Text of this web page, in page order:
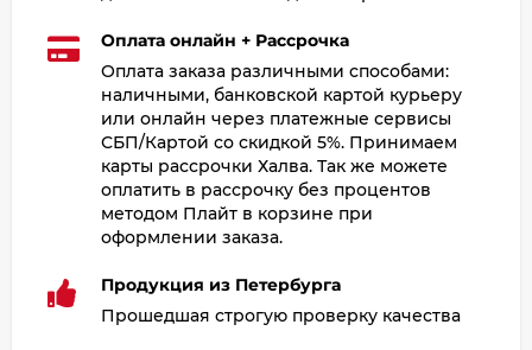
Оплата онлайн + Рассрочка
Оплата заказа различными способами:
наличными, банковской картой курьеру
или онлайн через платежные сервисы
СБП/Картой со скидкой 5%. Принимаем
карты рассрочки Халва. Так же можете
оплатить в рассрочку без процентов
методом Плайт в корзине при
оформлении заказа.
Продукция из Петербурга
Прошедшая строгую проверку качества